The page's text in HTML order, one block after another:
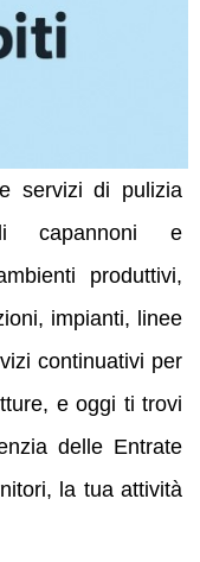
servizi di pulizia
capannoni e
produttivi,
impianti, linee
continuativi per
e oggi ti trovi
delle Entrate
la tua attività